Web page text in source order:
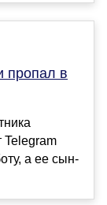
пропал в
Telegram
а ее сын-